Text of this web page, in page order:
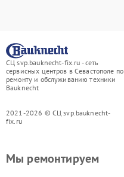
СЦ svp.bauknecht-fix.ru - сеть
сервисных центров в Севастополе по
ремонту и обслуживанию техники
Bauknecht
2021-2026 © СЦ svp.bauknecht-
fix.ru
Мы ремонтируем